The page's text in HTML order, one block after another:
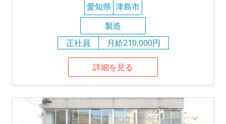
愛知県 津島市
製造
正社員
月給210,000円
詳細を見る